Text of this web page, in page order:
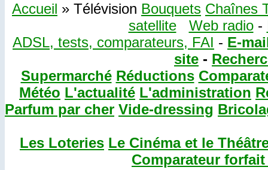
Accueil » Télévision Bouquets Chaînes
satellite
Web radio-
ADSL, tests, comparateurs, FAI - E-
site -
Supermarché Réductions
Météo L'actualité L'administration
Parfum par cher Vide-dressing
Les Loteries Le Cinéma et le
Comparateur